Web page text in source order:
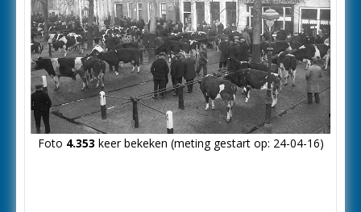
Foto 4.353 keer bekeken (meting gestart op: 24-04-16)